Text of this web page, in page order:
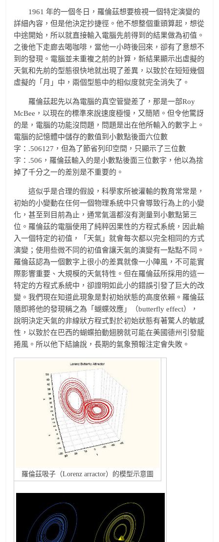
1961 年的一個冬日，羅倫茲想要檢視一個特定演變的
詳細內容，但是他決定抄捷徑。他不想整個重頭算起，想從
中途開始，所以就直接輸入電腦先前得到的結果做為初值。
之後他下走廊去喝咖啡，當他一小時後回來，卻有了意想不
到的發現。電腦並未重複之前的計算，新結果顯示出虛擬的
天氣和先前的型態很快地就出現了差異，以致於在短短幾個
虛擬的「月」中，兩個型態中的相似度就完全消失了。
羅倫茲起先以為電腦的真空管變差了，那是一部Roy
McBee，以現在的標準來說速度極慢，又簡陋。但令他驚訝
的是，電腦的功能沒問題，問題是出在他所輸入的數字上。
電腦的記憶體中儲存的數值到小數點後面六位數
字：.506127，但為了節省列印空間，只顯示了三位數
字：.506，羅倫茲輸入的是小數點後面三位數字，他以為捨
掉了千分之一的差別是不重要的。
這似乎是合理的假設，科學家所被灌輸的教育常常是，
初始的小變動在任何一個物理系統中只會導致行為上的小變
化，甚至到目前為止，通常氣溫都沒有測量到小數點第三
位。羅倫茲的電腦使用了純粹因果性的方程式系統，因此輸
入一個特定的初值，「天氣」就會每次都以完全相同的方式
演變；使用些微不同的初值會讓天氣的演變有一點點不同。
羅倫茲認為一個數字上很小的差異就像一小陣風，不可能實
際影響重要、大規模的天氣特性。但在羅倫茲所採用的這一
特定的方程式系統中，卻證明如此小的錯誤引發了巨大的改
變。我們現在知道此現象是對初始狀態的高度依賴。羅倫茲
隨即將他的發現稱之為「蝴蝶效應」（butterfly effect），
說明決定天氣的非線狀方程式對於初始狀態有著驚人的敏感
性，以致於在巴西的蝴蝶拍動翅膀就可能在美國德州引發龍
捲風。所以他下結論說，長期的氣象預報注定會失敗。
羅倫茲吸子（Lorenz arractor）的模型示意圖